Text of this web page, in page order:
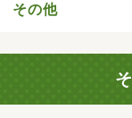
その他